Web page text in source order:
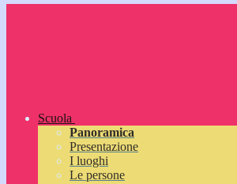
Scuola
Panoramica
Presentazione
I luoghi
Le persone